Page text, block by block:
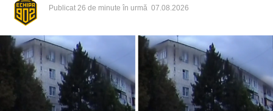
Publicat 26 de minute în urmă 07.08.2026